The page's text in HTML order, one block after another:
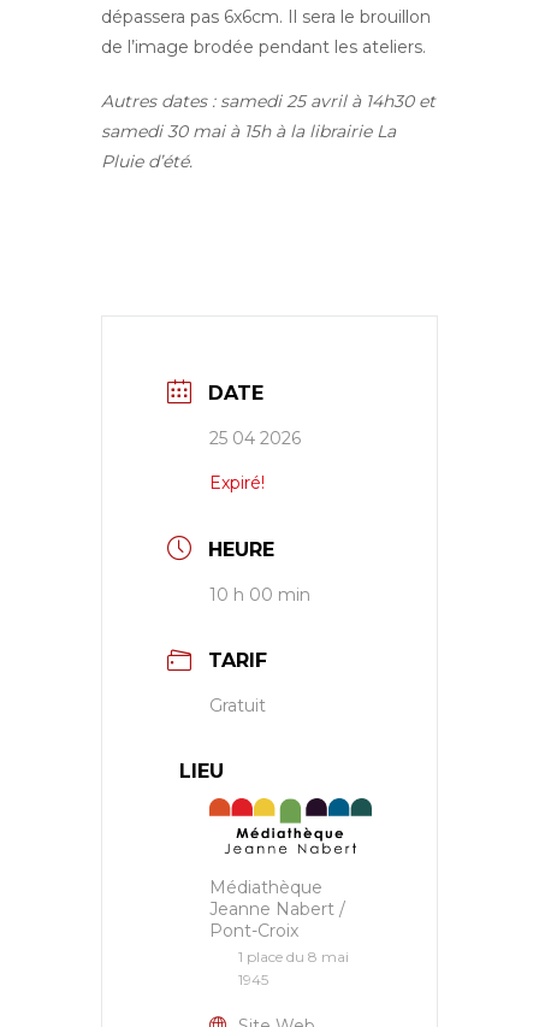
dépassera pas 6x6cm. Il sera le brouillon
de l’image brodée pendant les ateliers.
Autres dates : samedi 25 avril à 14h30 et
samedi 30 mai à 15h à la librairie La
Pluie d’été.
DATE
25 04 2026
Expiré!
HEURE
10 h 00 min
TARIF
Gratuit
LIEU
Médiathèque
Jeanne Nabert /
Pont-Croix
1 place du 8 mai
1945